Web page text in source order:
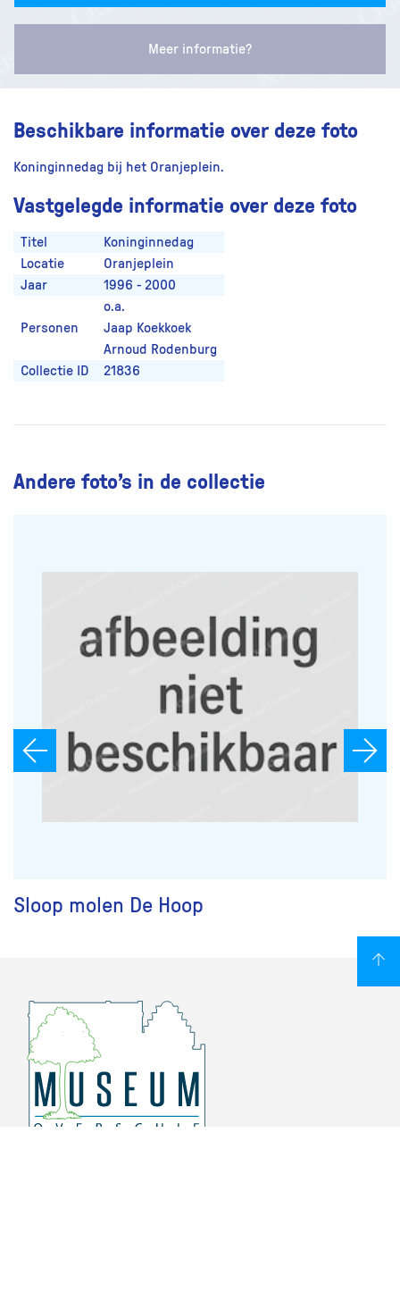
Meer informatie?
Beschikbare informatie over deze foto
Koninginnedag bij het Oranjeplein.
Vastgelegde informatie over deze foto
Titel
Koninginnedag
Locatie
Oranjeplein
Jaar
1996 - 2000
Personen
o.a.
Jaap Koekkoek
Arnoud Rodenburg
Collectie ID
21836
Andere foto’s in de collectie
Sloop molen De Hoop